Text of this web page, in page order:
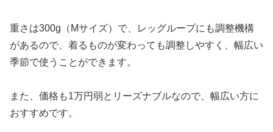
重さは300g（Mサイズ）で、レッグループにも調整機構
があるので、着るものが変わっても調整しやすく、幅広い
季節で使うことができます。
また、価格も1万円弱とリーズナブルなので、幅広い方に
おすすめです。